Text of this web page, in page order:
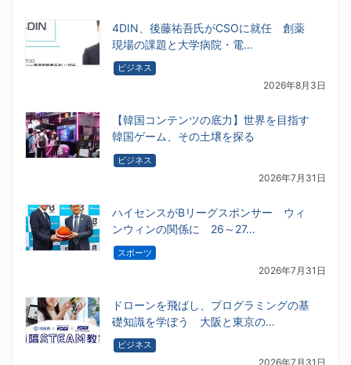
4DIN、後藤祐吾氏がCSOに就任 創薬
現場の課題と大学病院・電…
ビジネス
2026年8月3日
【韓国コンテンツの底力】世界を目指す
韓国ゲーム、その土壌を探る
ビジネス
2026年7月31日
ハイセンスがBリーグスポンサー ウィ
ンウィンの関係に 26～27…
スポーツ
2026年7月31日
ドローンを飛ばし、プログラミングの基
礎知識を学ぼう 大阪と東京の…
ビジネス
2026年7月31日